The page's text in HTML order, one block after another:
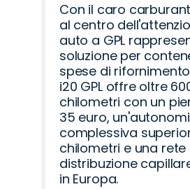
Con il caro
al centro
auto a GPL
soluzione per
spese di
i20 GPL offre oltre
chilometri con un
35 euro,
complessiva
chilometri e una rete
distribuzione
in Europa.